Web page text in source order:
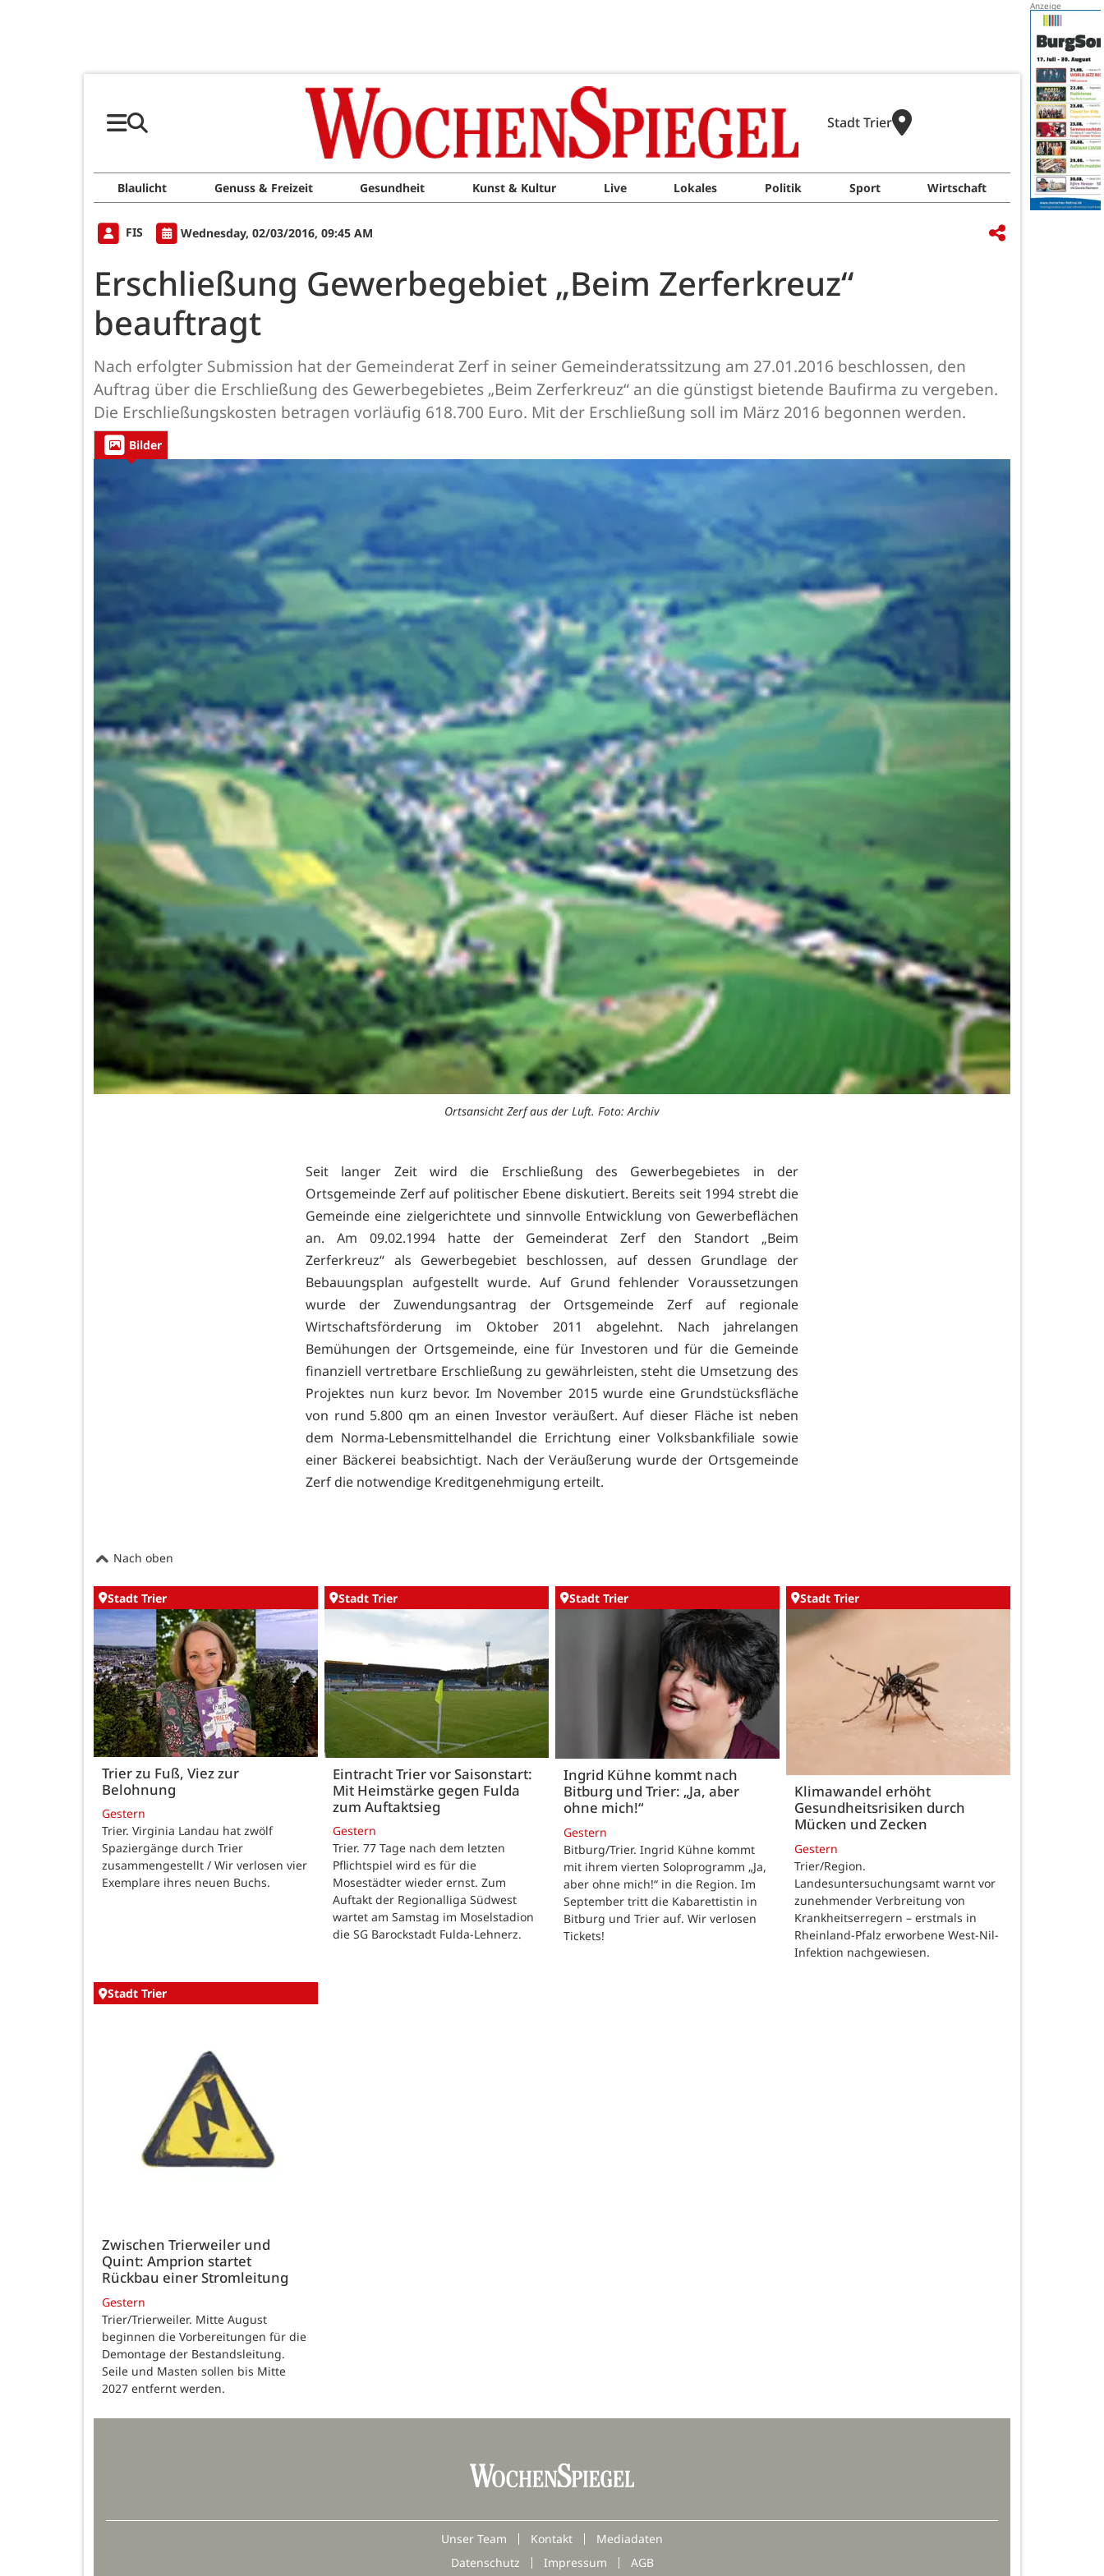
Stadt Trier
Blaulicht Genuss & Freizeit Gesundheit Kunst & Kultur Live Lokales Politik Sport Wirtschaft
FIS Wednesday, 02/03/2016, 09:45 AM
Erschließung Gewerbegebiet „Beim Zerferkreuz“
beauftragt
Nach erfolgter Submission hat der Gemeinderat Zerf in seiner Gemeinderatssitzung am 27.01.2016 beschlossen, den
Auftrag über die Erschließung des Gewerbegebietes „Beim Zerferkreuz“ an die günstigst bietende Baufirma zu vergeben.
Die Erschließungskosten betragen vorläufig 618.700 Euro. Mit der Erschließung soll im März 2016 begonnen werden.
Bilder
Ortsansicht Zerf aus der Luft. Foto: Archiv
Seit langer Zeit wird die Erschließung des Gewerbegebietes in der
Ortsgemeinde Zerf auf politischer Ebene diskutiert. Bereits seit 1994 strebt die
Gemeinde eine zielgerichtete und sinnvolle Entwicklung von Gewerbeflächen
an. Am 09.02.1994 hatte der Gemeinderat Zerf den Standort „Beim
Zerferkreuz“ als Gewerbegebiet beschlossen, auf dessen Grundlage der
Bebauungsplan aufgestellt wurde. Auf Grund fehlender Voraussetzungen
wurde der Zuwendungsantrag der Ortsgemeinde Zerf auf regionale
Wirtschaftsförderung im Oktober 2011 abgelehnt. Nach jahrelangen
Bemühungen der Ortsgemeinde, eine für Investoren und für die Gemeinde
finanziell vertretbare Erschließung zu gewährleisten, steht die Umsetzung des
Projektes nun kurz bevor. Im November 2015 wurde eine Grundstücksfläche
von rund 5.800 qm an einen Investor veräußert. Auf dieser Fläche ist neben
dem Norma-Lebensmittelhandel die Errichtung einer Volksbankfiliale sowie
einer Bäckerei beabsichtigt. Nach der Veräußerung wurde der Ortsgemeinde
Zerf die notwendige Kreditgenehmigung erteilt.
Nach oben
Stadt Trier
Trier zu Fuß, Viez zur
Belohnung
Gestern
Trier. Virginia Landau hat zwölf
Spaziergänge durch Trier
zusammengestellt / Wir verlosen vier
Exemplare ihres neuen Buchs.
Stadt Trier
Eintracht Trier vor Saisonstart:
Mit Heimstärke gegen Fulda
zum Auftaktsieg
Gestern
Trier. 77 Tage nach dem letzten
Pflichtspiel wird es für die
Mosestädter wieder ernst. Zum
Auftakt der Regionalliga Südwest
wartet am Samstag im Moselstadion
die SG Barockstadt Fulda-Lehnerz.
Stadt Trier
Ingrid Kühne kommt nach
Bitburg und Trier: „Ja, aber
ohne mich!“
Gestern
Bitburg/Trier. Ingrid Kühne kommt
mit ihrem vierten Soloprogramm „Ja,
aber ohne mich!“ in die Region. Im
September tritt die Kabarettistin in
Bitburg und Trier auf. Wir verlosen
Tickets!
Stadt Trier
Klimawandel erhöht
Gesundheitsrisiken durch
Mücken und Zecken
Gestern
Trier/Region.
Landesuntersuchungsamt warnt vor
zunehmender Verbreitung von
Krankheitserregern – erstmals in
Rheinland-Pfalz erworbene West-Nil-
Infektion nachgewiesen.
Stadt Trier
Zwischen Trierweiler und
Quint: Amprion startet
Rückbau einer Stromleitung
Gestern
Trier/Trierweiler. Mitte August
beginnen die Vorbereitungen für die
Demontage der Bestandsleitung.
Seile und Masten sollen bis Mitte
2027 entfernt werden.
Unser Team Kontakt
Mediadaten
Datenschutz
Impressum AGB